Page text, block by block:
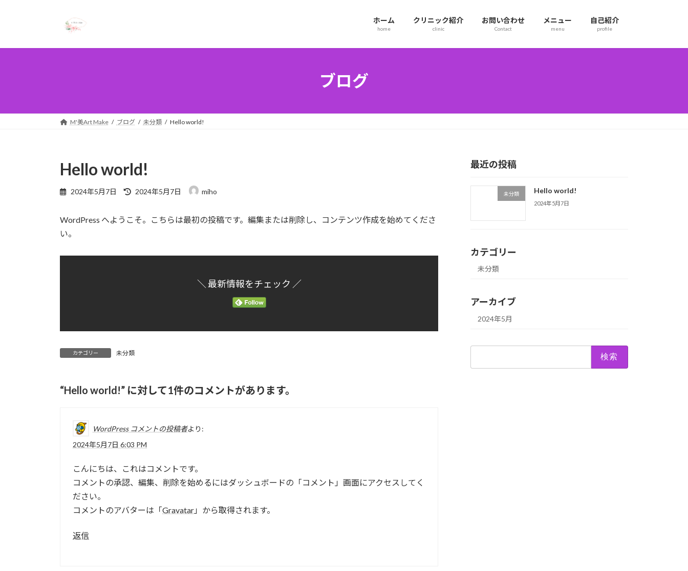
プ
動
ホーム
home
クリニック紹介
clinic
お問い合わせ
Contact
メニュー
menu
自己紹介
profile
ブログ
M'美Art Make ブログ 未分類 Hello world!
Hello world!
2024年5月7日
最
新
2024年5月7日 miho
WordPress へようこそ。こちらは最初の投稿です。編集または削除し、コンテンツ作成を始めてくださ
い。
＼ 最新情報をチェック ／
カテゴリー 未分類
“Hello world!” に対して1件のコメントがあります。
WordPress コメントの投稿者より:
2024年5月7日 6:03 PM
こんにちは、これはコメントです。
コメントの承認、編集、削除を始めるにはダッシュボードの「コメント」画面にアクセスしてく
ださい。
コメントのアバターは「Gravatar 」から取得されます。
返信
最近の投稿
未分類 Hello world!
2024年5月7日
カテゴリー
未分類
アーカイブ
2024年5月